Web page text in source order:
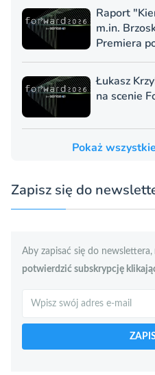
Raport
m.in.
Premiera
Łukasz
na scenie
Pokaż
Zapisz się do
Aby zapisać się do newslettera,
potwierdzić subskrypcję
Szukaj